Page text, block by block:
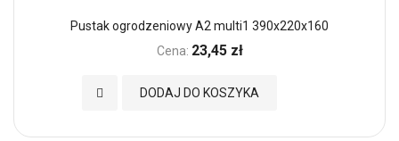
Pustak ogrodzeniowy A2 multi1 390x220x160
Cena: 23,45 zł
DODAJ DO KOSZYKA
Dodaj do Ulubionych